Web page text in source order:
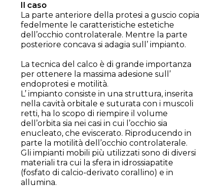
Il caso
La parte anteriore della protesi a guscio copia
fedelmente le caratteristiche estetiche
dell’occhio controlaterale. Mentre la parte
posteriore concava si adagia sull’ impianto.
La tecnica del calco è di grande importanza
per ottenere la massima adesione sull’
endoprotesi e motilità.
L’ impianto consiste in una struttura, inserita
nella cavità orbitale e suturata con i muscoli
retti, ha lo scopo di riempire il volume
dell’orbita sia nei casi in cui l’occhio sia
enucleato, che eviscerato. Riproducendo in
parte la motilità dell’occhio controlaterale.
Gli impianti mobili più utilizzati sono di diversi
materiali tra cui la sfera in idrossiapatite
(fosfato di calcio-derivato corallino) e in
allumina.